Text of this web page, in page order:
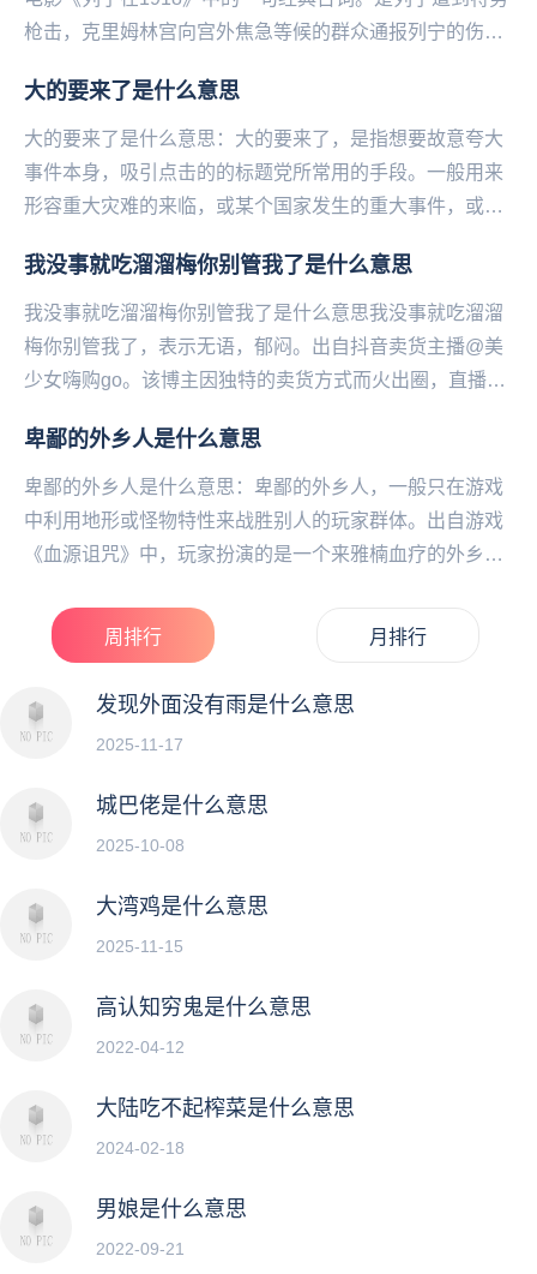
枪击，克里姆林宫向宫外焦急等候的群众通报列宁的伤情
大的要来了是什么意思
大的要来了是什么意思：大的要来了，是指想要故意夸大
事件本身，吸引点击的的标题党所常用的手段。一般用来
形容重大灾难的来临，或某个国家发生的重大事件，或自
我没事就吃溜溜梅你别管我了是什么意思
我没事就吃溜溜梅你别管我了是什么意思我没事就吃溜溜
梅你别管我了，表示‌‌‌‌‌‌‌‌‌‌无语，郁闷。出自抖音卖货主播@美
少女嗨购go。该博主因独特的卖货方式而火出圈，直播时
卑鄙的外乡人是什么意思
卑鄙的外乡人是什么意思：卑鄙的外乡人，一般只在游戏
中利用地形或怪物特性来战胜别人的玩家群体。出自游戏
《血源诅咒》中，玩家扮演的是一个来雅楠血疗的外乡
片。...
周排行 月排行
发现外面没有雨是什么意思
2025-11-17
城巴佬是什么意思
2025-10-08
大湾鸡是什么意思
2025-11-15
高认知穷鬼是什么意思
2022-04-12
大陆吃不起榨菜是什么意思
2024-02-18
男娘是什么意思
2022-09-21